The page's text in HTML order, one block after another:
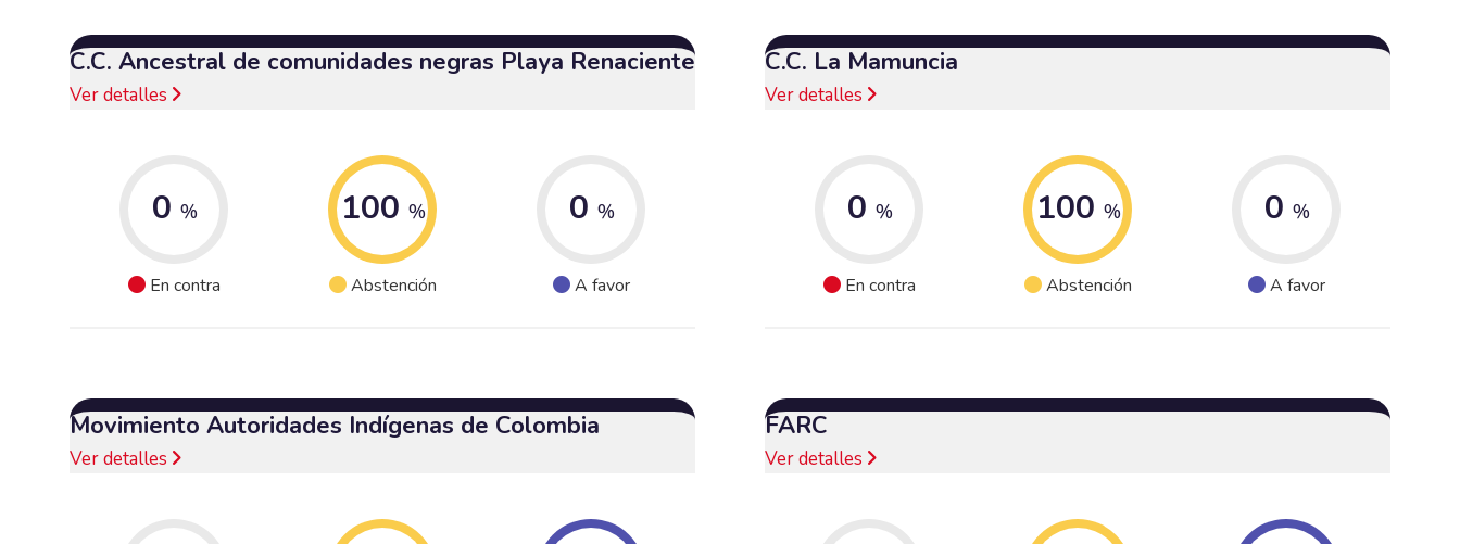
C.C. Ancestral de comunidades negras Playa Renaciente
Ver detalles
0 %
En contra
100 %
Abstención
0 %
A favor
C.C. La Mamuncia
Ver detalles
0 %
En contra
100 %
Abstención
0 %
A favor
Movimiento Autoridades Indígenas de Colombia
Ver detalles
FARC
Ver detalles